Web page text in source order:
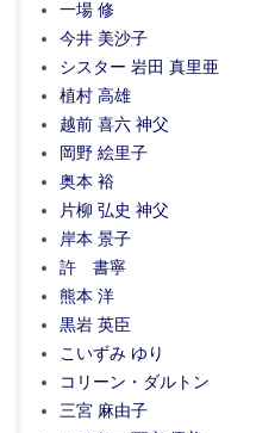
一場 修
今井 美沙子
シスター 岩田 真里亜
植村 高雄
越前 喜六 神父
岡野 絵里子
奥本 裕
片柳 弘史 神父
岸本 景子
許 書寧
熊本 洋
黒岩 英臣
こいずみ ゆり
コリーン・ダルトン
三宮 麻由子